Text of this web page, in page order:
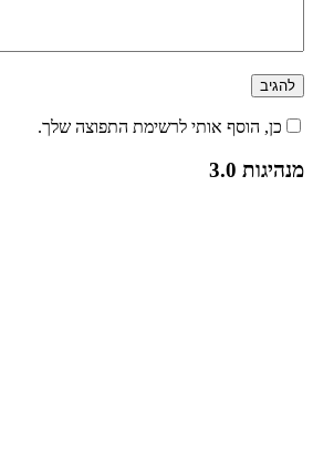
כן, הוסף אותי לרשימת התפוצה שלך.
מנהיגות 3.0